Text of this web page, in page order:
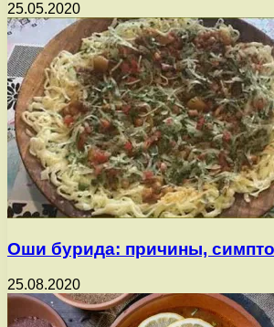
25.05.2020
Оши бурида: причины,
25.08.2020